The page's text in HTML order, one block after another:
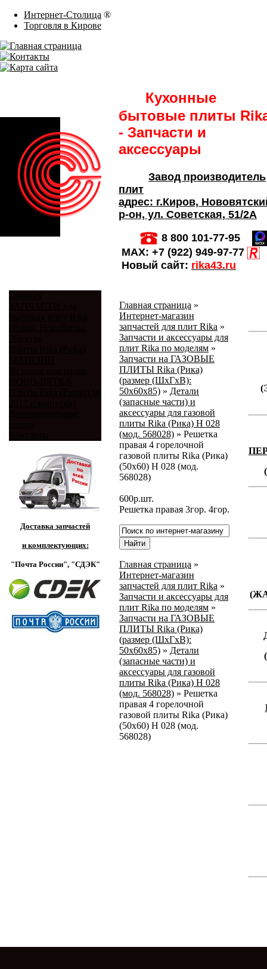
Интернет-Столица ®
Торговля в Кирове
Кухонные
бытовые плиты
- Запчасти и
аксессуары
Завод производитель
плит
адрес: г.Киров,
р-он, ул. Советская, 51/2А
8 800 101-77-95
MAX: +7 (922) 949-97-77
Новый сайт: rika43.ru
Доставка запчастей
и комплектующих:
"Почта России", "СДЭК"
Главная страница »
Интернет-магазин
запчастей для плит Rika »
Запчасти и аксессуары для
плит Rika по моделям »
Запчасти на ГАЗОВЫЕ
ПЛИТЫ Rika (Рика)
(размер (ШхГхВ):
50х60х85) » Детали
(запасные части) и
аксессуары для газовой
плиты Rika (Рика) Н 028
(мод. 568028) » Решетка
правая 4 горелочной
газовой плиты Rika (Рика)
(50х60) Н 028 (мод.
568028)
600р.шт.
Решетка правая 3гор. 4гор.
Главная страница »
Интернет-магазин
запчастей для плит Rika »
Запчасти и аксессуары для
плит Rika по моделям »
Запчасти на ГАЗОВЫЕ
ПЛИТЫ Rika (Рика)
(размер (ШхГхВ):
50х60х85) » Детали
(запасные части) и
аксессуары для газовой
плиты Rika (Рика) Н 028
(мод. 568028) » Решетка
правая 4 горелочной
газовой плиты Rika (Рика)
(50х60) Н 028 (мод.
568028)